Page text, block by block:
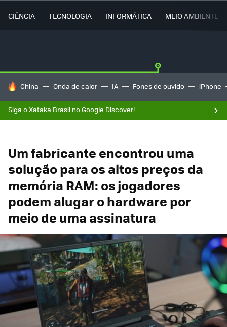
CIÊNCIA TECNOLOGIA INFORMÁTICA MEIO AMBIENTE
TENDÊNCIAS DO DIA
China Onda de calor IA Fones de ouvido iPhone
Siga o Xataka Brasil no Google Discover!
Um fabricante encontrou uma
solução para os altos preços da
memória RAM: os jogadores
podem alugar o hardware por
meio de uma assinatura